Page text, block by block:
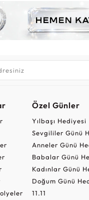
Özel Günler
Yılbaşı Hediyesi
Sevgililer Günü
Anneler Günü
Babalar Günü
Kadınlar Günü
Doğum Günü
11.11